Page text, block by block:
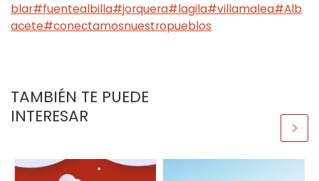
blar#fuentealbilla#jorquera#lagila#villamalea#Alb
acete#conectamosnuestropueblos
TAMBIÉN TE PUEDE
INTERESAR